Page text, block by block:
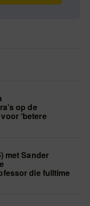
op de
‘betere
met Sander
die fulltime